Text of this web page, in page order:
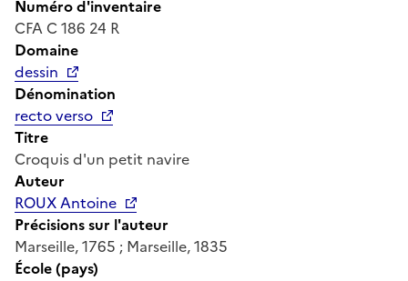
Numéro d'inventaire
CFA C 186 24 R
Domaine
dessin
Dénomination
recto verso
Titre
Croquis d'un petit navire
Auteur
ROUX Antoine
Précisions sur l'auteur
Marseille, 1765 ; Marseille, 1835
École (pays)